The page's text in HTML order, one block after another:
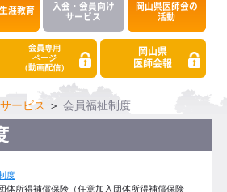
生涯教育
入会・会員向け
サービス
岡山県医師会の
活動
会員専用
ページ
（動画配信）
岡山県
医師会報
ービス ＞ 会員福祉制度
度
体所得補償保険（任意加入団体所得補償保険